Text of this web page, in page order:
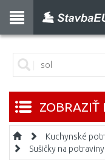
ZOBRAZIŤ
Kuchynské
Sušičky na potraviny